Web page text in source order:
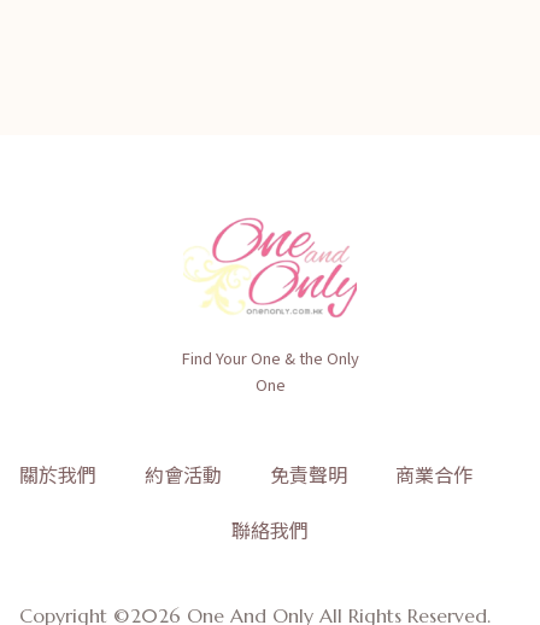
Find Your One & the Only
One
關於我們 約會活動 免責聲明
商業合作
聯絡我們
Copyright ©2026 One And Only All Rights Reserved.